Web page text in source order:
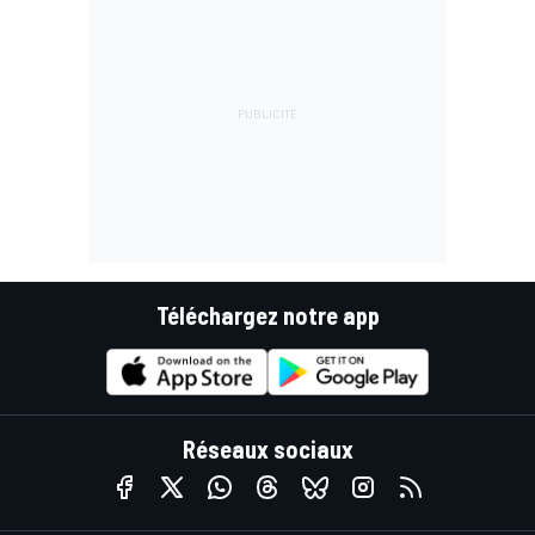
Téléchargez notre app
Réseaux sociaux